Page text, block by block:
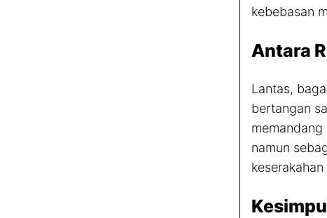
kebebasan
Antara
Lantas,
bertangan
namun